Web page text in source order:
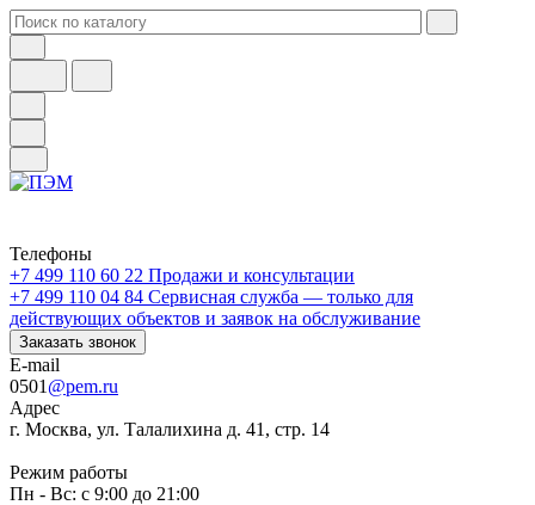
Телефоны
+7 499 110 60 22 Продажи и консультации
+7 499 110 04 84 Сервисная служба — только для
действующих объектов и заявок на обслуживание
Заказать звонок
E-mail
0501 @pem.ru
Адрес
г. Москва, ул. Талалихина д. 41, стр. 14
Режим работы
Пн - Вс: с 9:00 до 21:00